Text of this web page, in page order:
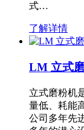
式…
了解详情
LM 立式
立式磨粉机
量低、耗能
公司多年先